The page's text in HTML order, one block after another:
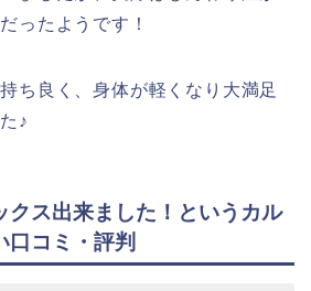
ったようです！
ち良く、身体が軽くなり大満足
♪
クス出来ました！というカル
口コミ・評判